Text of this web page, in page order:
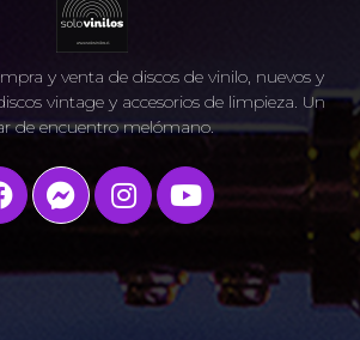
y venta de discos de vinilo, nuevos y
vintage y accesorios de limpieza. Un
de encuentro melómano.